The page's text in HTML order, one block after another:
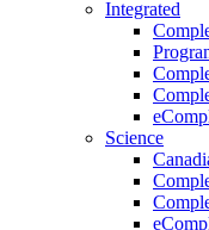
Integrated
Science